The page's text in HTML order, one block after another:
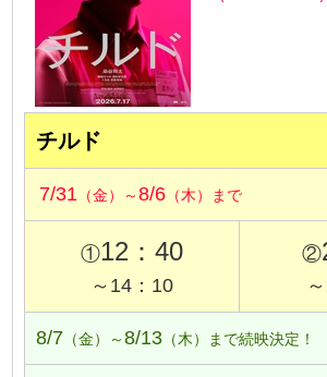
チルド
7/31 （金）～8/6 （木）まで
①12：40
～14：10
②
8/7 （金）～8/13 （木）まで続映決定！